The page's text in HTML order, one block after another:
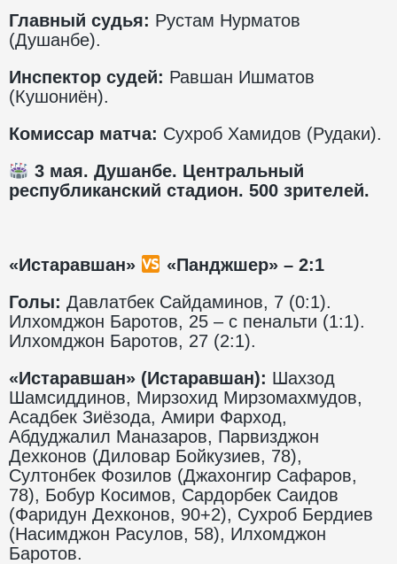
Главный судья: Рустам Нурматов
(Душанбе).
Инспектор судей: Равшан Ишматов
(Кушониён).
Комиссар матча: Сухроб Хамидов (Рудаки).
3 мая. Душанбе. Центральный
республиканский стадион. 500 зрителей.
«Истаравшан»
«Панджшер» – 2:1
Голы: Давлатбек Сайдаминов, 7 (0:1).
Илхомджон Баротов, 25 – с пенальти (1:1).
Илхомджон Баротов, 27 (2:1).
«Истаравшан» (Истаравшан): Шахзод
Шамсиддинов, Мирзохид Мирзомахмудов,
Асадбек Зиёзода, Амири Фарход,
Абдуджалил Маназаров, Парвизджон
Дехконов (Диловар Бойкузиев, 78),
Султонбек Фозилов (Джахонгир Сафаров,
78), Бобур Косимов, Сардорбек Саидов
(Фаридун Дехконов, 90+2), Сухроб Бердиев
(Насимджон Расулов, 58), Илхомджон
Баротов.